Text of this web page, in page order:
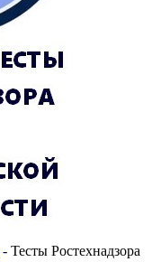
- Тесты Ростехнадзора